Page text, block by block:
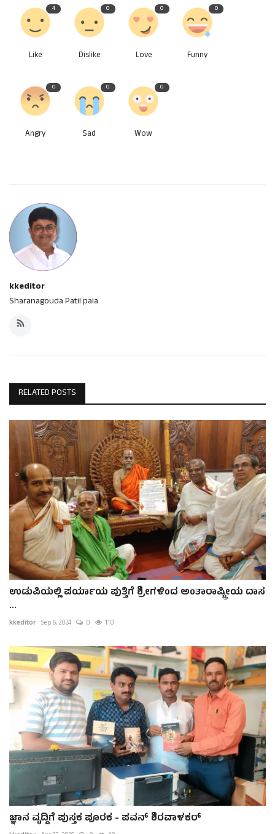
4
Like
0
Dislike
0
Love
0
Funny
0
Angry
0
Sad
0
Wow
kkeditor
Sharanagouda Patil pala
RELATED POSTS
ಉಡುಪಿಯಲ್ಲಿ ಪರ್ಯಾಯ ಪುತ್ತಿಗೆ ಶ್ರೀಗಳಿಂದ ಅಂತಾರಾಷ್ಟ್ರೀಯ ದಾಸ
...
kkeditor Sep 6, 2024 0 110
ಜ್ಞಾನ ವೃದ್ದಿಗೆ ಪುಸ್ತಕ ಪೂರಕ - ಪವನ್ ಶಿರವಾಳಕರ್